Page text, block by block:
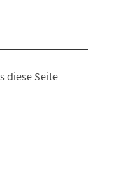
diese Seite